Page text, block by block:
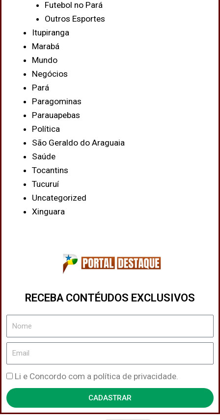
Futebol no Pará
Outros Esportes
Itupiranga
Marabá
Mundo
Negócios
Pará
Paragominas
Parauapebas
Política
São Geraldo do Araguaia
Saúde
Tocantins
Tucuruí
Uncategorized
Xinguara
RECEBA CONTÉUDOS EXCLUSIVOS
Nome
Email
Política
de
Privacidade
Li e Concordo com a política de privacidade.
CADASTRAR